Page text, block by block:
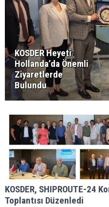
KOSDER Heyeti
Hollanda’da Önemli
Ziyaretlerde
Bulundu
KOSDER, SHIPROUTE-24
Toplantısı Düzenledi